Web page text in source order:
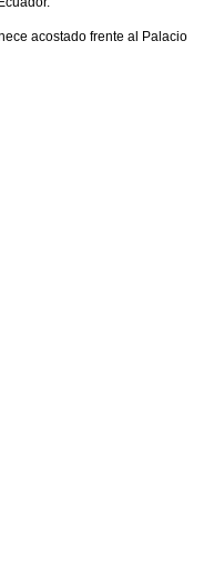
acostado frente al Palacio